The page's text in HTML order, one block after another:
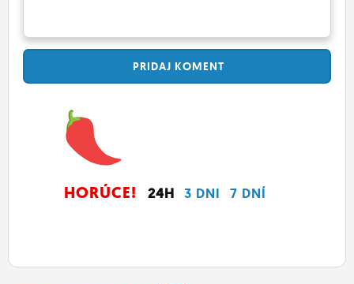
PRIDAJ KOMENT
HORÚCE! 24H 3 DNI 7 DNÍ